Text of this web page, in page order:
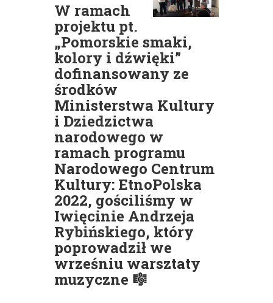
W ramach
projektu pt.
„Pomorskie smaki,
kolory i dźwięki”
dofinansowany ze
środków
Ministerstwa Kultury
i Dziedzictwa
narodowego w
ramach programu
Narodowego Centrum
Kultury: EtnoPolska
2022, gościliśmy w
Iwięcinie Andrzeja
Rybińskiego, który
poprowadził we
wrześniu warsztaty
muzyczne 🎼